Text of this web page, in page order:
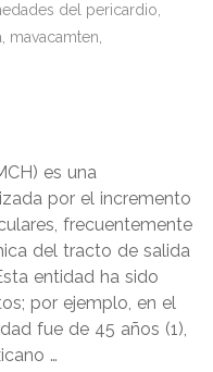
del pericardio,
, mavacamten,
es una
por el incremento
frecuentemente
del tracto de salida
entidad ha sido
por ejemplo, en el
fue de 45 años (1),
…